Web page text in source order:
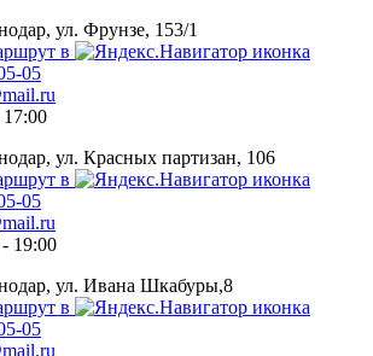
ул. Фрунзе, 153/1
в
05
ул. Красных партизан, 106
в
05
19:00
ул. Ивана Шкабуры,8
в
05